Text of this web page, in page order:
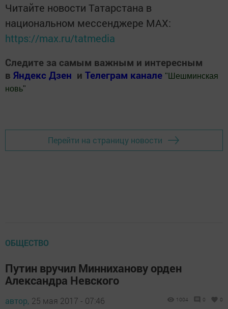
Читайте новости Татарстана в
национальном мессенджере MАХ:
https://max.ru/tatmedia
Следите за самым важным и интересным
в Яндекс Дзен и Телеграм канале " Шешминская
новь"
Перейти на страницу новости
ОБЩЕСТВО
Путин вручил Минниханову орден
Александра Невского
автор, 25 мая 2017 - 07:46 1004 0 0